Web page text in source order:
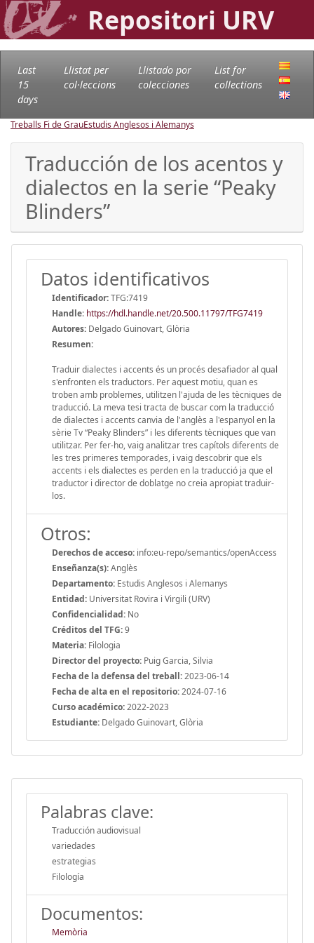
Repositori URV
Last
15
days
Llistat per
col·leccions
Llistado por
colecciones
List for
collections
Treballs Fi de GrauEstudis Anglesos i Alemanys
Traducción de los acentos y
dialectos en la serie “Peaky
Blinders”
Datos identificativos
Identificador:TFG:7419
Handle: https://hdl.handle.net/20.500.11797/TFG7419
Autores: Delgado Guinovart, Glòria
Resumen:
Traduir dialectes i accents és un procés desafiador al qual
s'enfronten els traductors. Per aquest motiu, quan es
troben amb problemes, utilitzen l'ajuda de les tècniques de
traducció. La meva tesi tracta de buscar com la traducció
de dialectes i accents canvia de l'anglès a l'espanyol en la
sèrie Tv “Peaky Blinders” i les diferents tècniques que van
utilitzar. Per fer-ho, vaig analitzar tres capítols diferents de
les tres primeres temporades, i vaig descobrir que els
accents i els dialectes es perden en la traducció ja que el
traductor i director de doblatge no creia apropiat traduir-
los.
Otros:
Derechos de acceso: info:eu-repo/semantics/openAccess
Enseñanza(s):Anglès
Departamento: Estudis Anglesos i Alemanys
Entidad: Universitat Rovira i Virgili (URV)
Confidencialidad: No
Créditos del TFG:9
Materia: Filologia
Director del proyecto: Puig Garcia, Silvia
Fecha de la defensa del treball:2023-06-14
Fecha de alta en el repositorio:2024-07-16
Curso académico:2022-2023
Estudiante: Delgado Guinovart, Glòria
Palabras clave:
Traducción audiovisual
variedades
estrategias
Filología
Documentos:
Memòria